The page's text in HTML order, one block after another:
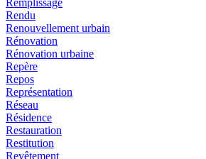
Remplissage
Rendu
Renouvellement urbain
Rénovation
Rénovation urbaine
Repère
Repos
Représentation
Réseau
Résidence
Restauration
Restitution
Revêtement